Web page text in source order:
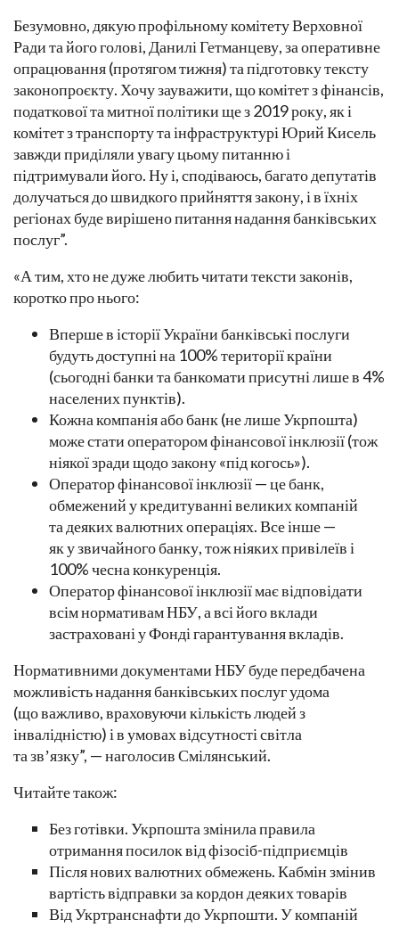
Безумовно, дякую профільному комітету Верховної
Ради та його голові, Данилі Гетманцеву, за оперативне
опрацювання (протягом тижня) та підготовку тексту
законопроєкту. Хочу зауважити, що комітет з фінансів,
податкової та митної політики ще з 2019 року, як і
комітет з транспорту та інфраструктурі Юрий Кисель
завжди приділяли увагу цьому питанню і
підтримували його. Ну і, сподіваюсь, багато депутатів
долучаться до швидкого прийняття закону, і в їхніх
регіонах буде вирішено питання надання банківських
послуг”.
«А тим, хто не дуже любить читати тексти законів,
коротко про нього:
Вперше в історії України банківські послуги
будуть доступні на 100% території країни
(сьогодні банки та банкомати присутні лише в 4%
населених пунктів).
Кожна компанія або банк (не лише Укрпошта)
може стати оператором фінансової інклюзії (тож
ніякої зради щодо закону «під когось»).
Оператор фінансової інклюзії — це банк,
обмежений у кредитуванні великих компаній
та деяких валютних операціях. Все інше —
як у звичайного банку, тож ніяких привілеїв і
100% чесна конкуренція.
Оператор фінансової інклюзії має відповідати
всім нормативам НБУ, а всі його вклади
застраховані у Фонді гарантування вкладів.
Нормативними документами НБУ буде передбачена
можливість надання банківських послуг удома
(що важливо, враховуючи кількість людей з
інвалідністю) і в умовах відсутності світла
та звʼязку”, — наголосив Смілянський.
Читайте також:
Без готівки. Укрпошта змінила правила
отримання посилок від фізосіб-підприємців
Після нових валютних обмежень. Кабмін змінив
вартість відправки за кордон деяких товарів
Від Укртранснафти до Укрпошти. У компаній